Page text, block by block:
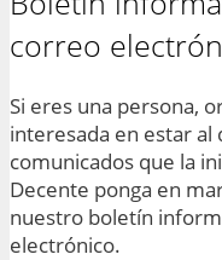
correo
Si eres una persona,
interesada en estar al
comunicados que la
Decente ponga en
nuestro boletín
electrónico.